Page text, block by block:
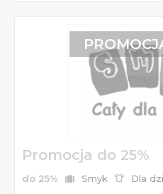
Promocja do 25%
do 25% Smyk Dla